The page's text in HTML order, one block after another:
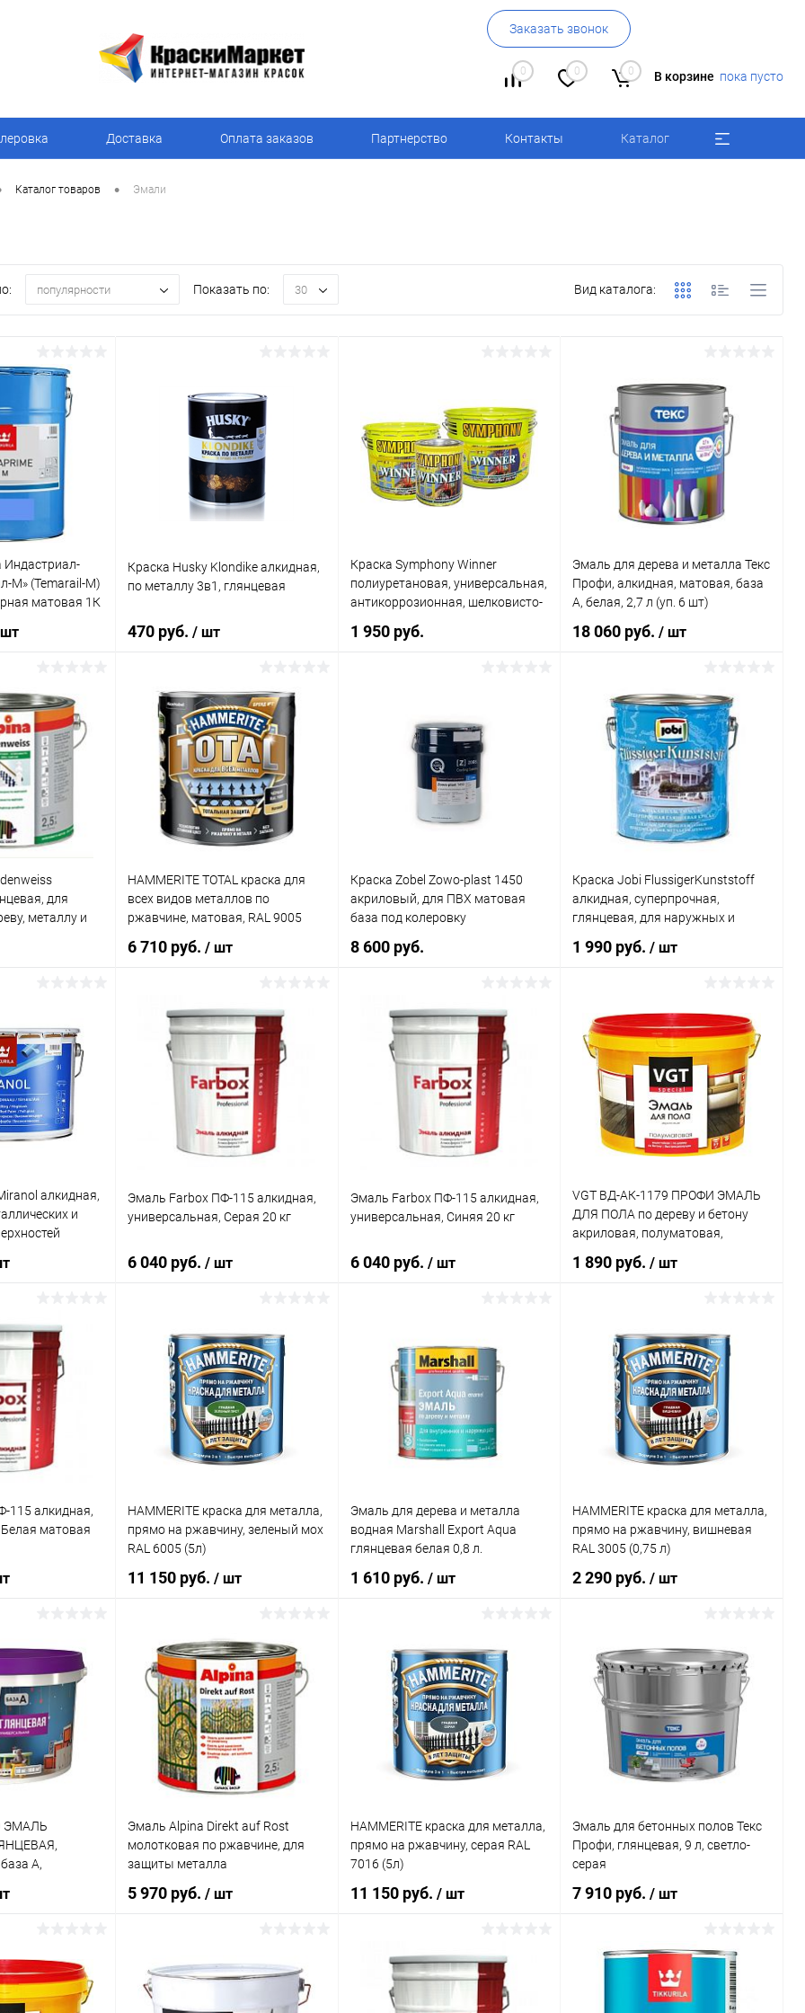
Заказать звонок
0 0 0 В корзине пока пусто
Доставка Оплата заказов Партнерство Контакты Каталог
Каталог товаров • Эмали
популярности Показать по: 30 Вид каталога:
Индастриал-
М» (Temarail-М)
матовая 1К
Сравнение
В наличии
Краска Husky Klondike алкидная,
по металлу 3в1, глянцевая
470 руб. / шт
В корзину
Купить в 1 клик Сравнение
В избранное В наличии
Элемент каталога:
Краска Husky Klondike
Краска Symphony Winner
полиуретановая, универсальная,
антикоррозионная, шелковисто-
1 950 руб.
Купить в 1 клик Сравнение
В избранное В наличии
Цвет
Белый
Элемент каталога:
универсальная,
антикоррозионная,
шелковисто-матовая
Эмаль для дерева и металла Текс
Профи, алкидная, матовая, база
A, белая, 2,7 л (уп. 6 шт)
18 060 руб./ шт
В корзину
Купить в 1 клик К сравнению
В избранное В наличии
для
металлу и
К сравнению
В наличии
для
металлу
HAMMERITE TOTAL краска для
всех видов металлов по
ржавчине, матовая, RAL 9005
черный (2,2л)
6 710 руб. / шт
В корзину
Купить в 1 клик К сравнению
В избранное В наличии
Краска Zobel Zowo-plast 1450
акриловый, для ПВХ матовая
база под колеровку
8 600 руб.
В корзину
Купить в 1 клик К сравнению
В избранное В наличии
Литраж | Масса:
Краска Zobel Zowo-plast 1450
Краска Jobi FlussigerKunststoff
алкидная, суперпрочная,
глянцевая, для наружных и
внутренних работ
1 990 руб./ шт
В корзину
Купить в 1 клик К сравнению
В избранное В наличии
Литраж | Масса:
Цвет
Белый
Элемент каталога:
наружных и внутренних работ
алкидная,
и
К сравнению
В наличии
Эмаль Farbox ПФ-115 алкидная,
универсальная, Серая 20 кг
6 040 руб. / шт
В корзину
Купить в 1 клик К сравнению
В избранное В наличии
Эмаль Farbox ПФ-115 алкидная,
универсальная, Синяя 20 кг
6 040 руб. / шт
Купить в 1 клик К сравнению
В избранное
VGT ВД-АК-1179 ПРОФИ ЭМАЛЬ
ДЛЯ ПОЛА по дереву и бетону
акриловая, полуматовая,
светлый орех (2,5кг)
1 890 руб./ шт
В корзину
Купить в 1 клик К сравнению
В избранное В наличии
115 алкидная,
матовая
К сравнению
В наличии
HAMMERITE краска для металла,
прямо на ржавчину, зеленый мох
RAL 6005 (5л)
11 150 руб. / шт
В корзину
Купить в 1 клик К сравнению
В избранное В наличии
Эмаль для дерева и металла
водная Marshall Export Aqua
глянцевая белая 0,8 л.
1 610 руб. / шт
В корзину
Купить в 1 клик К сравнению
В избранное В наличии
HAMMERITE краска для металла,
прямо на ржавчину, вишневая
RAL 3005 (0,75 л)
2 290 руб./ шт
В корзину
Купить в 1 клик К сравнению
В избранное В наличии
ЭМАЛЬ
А,
Эмаль Alpina Direkt auf Rost
молотковая по ржавчине, для
защиты металла
5 970 руб. / шт
В корзину
HAMMERITE краска для металла,
прямо на ржавчину, серая RAL
7016 (5л)
11 150 руб. / шт
В корзину
Эмаль для бетонных полов Текс
Профи, глянцевая, 9 л, светло-
серая
7 910 руб./ шт
В корзину